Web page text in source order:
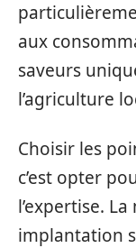
aux
saveurs
l’agriculture
Choisir les
c’est opter
l’expertise.
implantation